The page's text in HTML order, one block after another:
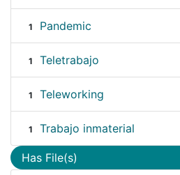
1 Pandemic
1 Teletrabajo
1 Teleworking
1 Trabajo inmaterial
Has File(s)